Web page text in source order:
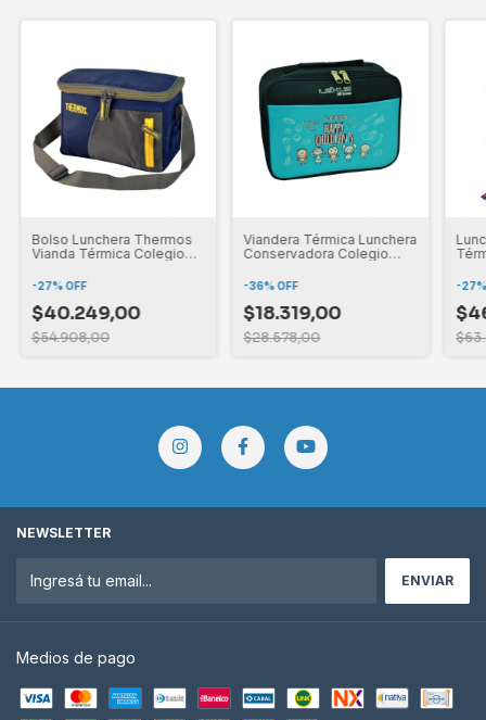
Bolso Lunchera Thermos
Vianda Térmica Colegio
-27%OFF
$40.249,00
$54.908,00
Viandera Térmica Lunchera
Conservadora Colegio
-36%OFF
$18.319,00
$28.578,00
-27
NEWSLETTER
Medios de pago